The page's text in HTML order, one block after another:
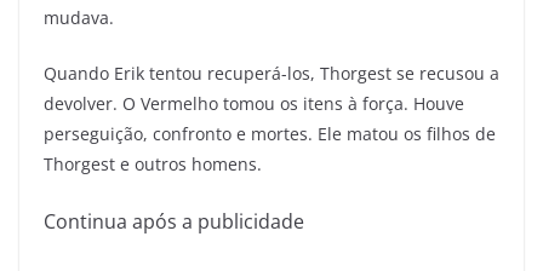
mudava.
Quando Erik tentou recuperá-los, Thorgest se recusou a
devolver. O Vermelho tomou os itens à força. Houve
perseguição, confronto e mortes. Ele matou os filhos de
Thorgest e outros homens.
Continua após a publicidade